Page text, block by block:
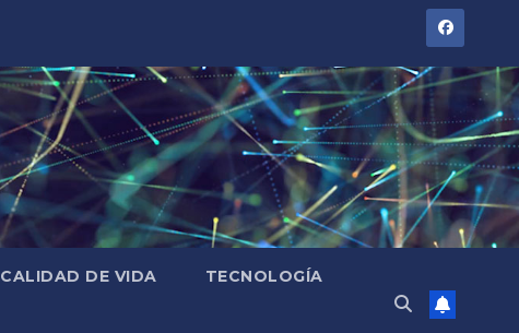
CALIDAD DE VIDA TECNOLOGÍA